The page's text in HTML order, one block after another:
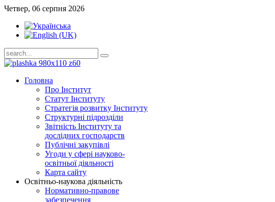
Четвер, 06 серпня 2026
Головна
Про Інститут
Статут Інституту
Стратегія розвитку Інституту
Структурні підрозділи
Звітність Інституту та
дослідних господарств
Публічні закупівлі
Угоди у сфері науково-
освітньої діяльності
Карта сайту
Освітньо-наукова діяльність
Нормативно-правове
забезпечення